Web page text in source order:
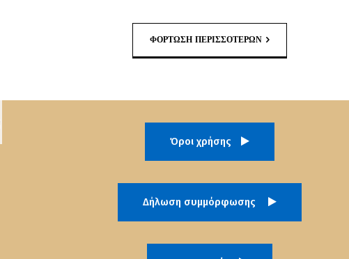
ΦΌΡΤΩΣΗ ΠΕΡΙΣΣΟΤΈΡΩΝ
Όροι χρήσης
Δήλωση συμμόρφωσης